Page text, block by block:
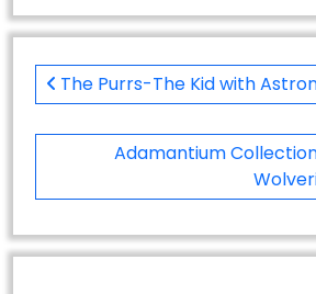
navigation
The Purrs-The Kid with
Adamantium